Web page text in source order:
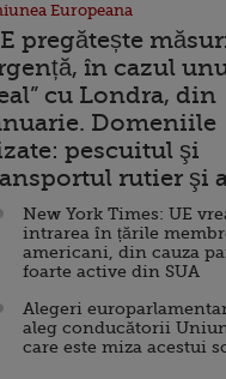
Europeana
pregătește
în cazul
cu Londra, din
Domeniile
pescuitul şi
rutier şi
New York Times: UE
intrarea în țările
americani, din cauza
foarte active din SUA
Alegeri
aleg conducătorii
care este miza acestui